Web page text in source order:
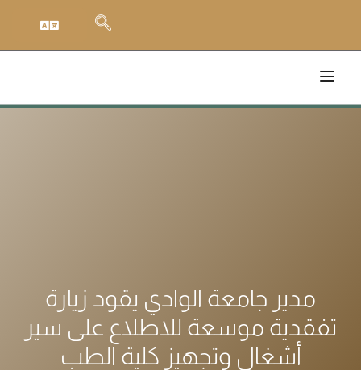
مدير جامعة الوادي يقود زيارة
تفقدية موسعة للاطلاع على سير
أشغال وتجهيز كلية الطب